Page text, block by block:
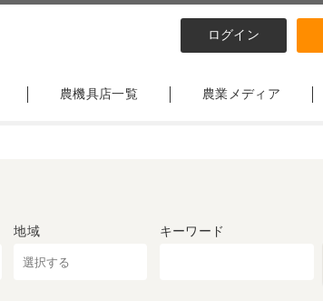
ログイン
農機具店一覧 農業メディア
地域 キーワード